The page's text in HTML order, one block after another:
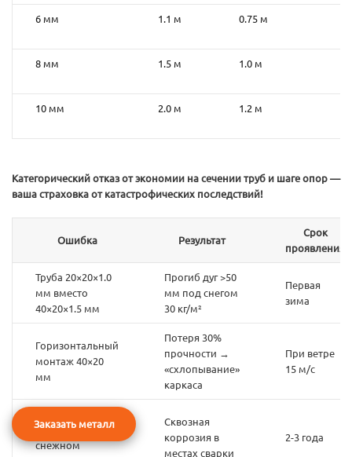
6 мм 1.1 м 0.75 м
8 мм 1.5 м 1.0 м
10 мм 2.0 м 1.2 м
Категорический отказ от экономии на сечении труб и шаге опор —
ваша страховка от катастрофических последствий!
Ошибка Результат
Срок
проявления
Труба 20×20×1.0
мм вместо
40×20×1.5 мм
Прогиб дуг >50
мм под снегом
30 кг/м²
Первая
зима
Горизонтальный
монтаж 40×20
мм
Потеря 30%
прочности →
«схлопывание»
каркаса
При ветре
15 м/с
1.0 мм в
снежном
Сквозная
коррозия в
местах сварки
2-3 года
Заказать металл